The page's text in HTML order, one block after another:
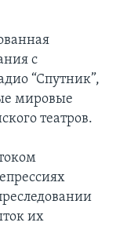
с
“Спутник”,
мировые
театров.
их